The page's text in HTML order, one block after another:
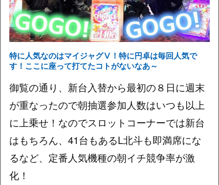
特に人気なのはマイジャグⅤ！特に円卓は毎回人気で
す！ここに座って打てたコトがないなあ～
御覧の通り、新台入替から最初の８日に週末
が重なったので朝抽選参加人数はいつも以上
に上乗せ！なのでスロットコーナーでは新台
はもちろん、41台もあるL北斗も即満席にな
るなど、定番人気機種の朝イチ競争率が激
化！